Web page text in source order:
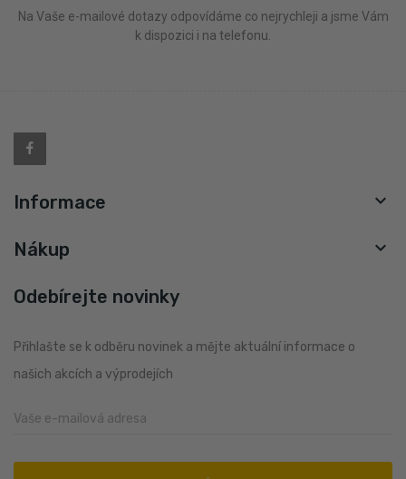
Na Vaše e-mailové dotazy odpovídáme co nejrychleji a jsme Vám
k dispozici i na telefonu.
Informace 
Nákup 
Odebírejte novinky
Přihlašte se k odběru novinek a mějte aktuální informace o
našich akcích a výprodejích